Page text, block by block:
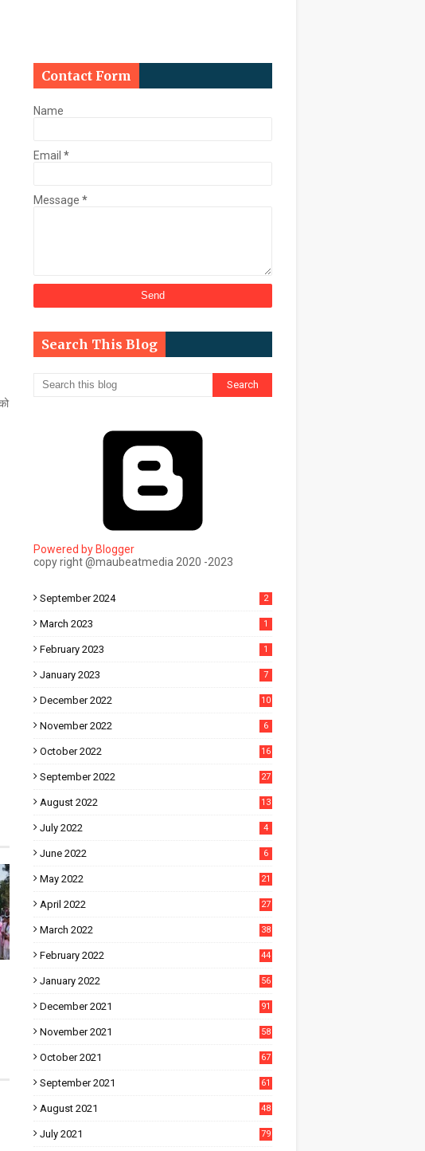
तक बंद
रद्द, तत्काल चुनाव कराने के निर्देश
बसें
गैंगस्टर एक्ट के तहत डेढ़ करोड़ की संपत्ति कुर्क
जिला बदर
संग्राम के स्थल
Contact Form
Name
Email *
Message *
Search This Blog
Powered by Blogger
copy right @maubeatmedia 2020 -2023
September 2024 2
March 2023 1
February 2023 1
January 2023 7
December 2022 10
November 2022 6
October 2022 16
September 2022 27
August 2022 13
July 2022 4
June 2022 6
May 2022 21
April 2022 27
March 2022 38
February 2022 44
January 2022 56
December 2021 91
November 2021 58
October 2021 67
September 2021 61
August 2021 48
July 2021 79